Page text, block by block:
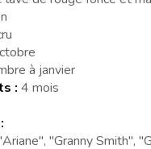
à janvier
: 4 mois
"Granny Smith",